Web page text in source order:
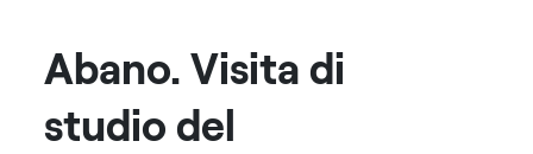
Abano. Visita di
studio del